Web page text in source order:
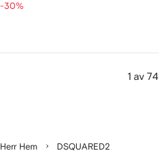
-30%
1 av 74
Herr Hem DSQUARED2